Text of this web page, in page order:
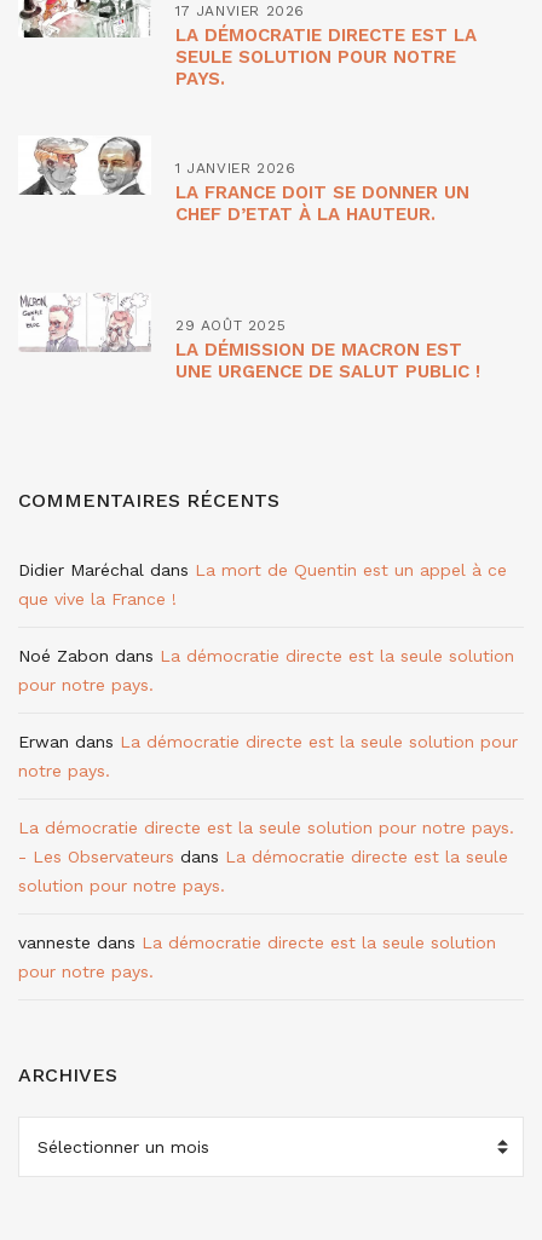
17 JANVIER 2026
LA DÉMOCRATIE DIRECTE EST LA
SEULE SOLUTION POUR NOTRE
PAYS.
1 JANVIER 2026
LA FRANCE DOIT SE DONNER UN
CHEF D’ETAT À LA HAUTEUR.
29 AOÛT 2025
LA DÉMISSION DE MACRON EST
UNE URGENCE DE SALUT PUBLIC !
COMMENTAIRES RÉCENTS
Didier Maréchal dans La mort de Quentin est un appel à ce
que vive la France !
Noé Zabon dans La démocratie directe est la seule solution
pour notre pays.
Erwan dans La démocratie directe est la seule solution pour
notre pays.
La démocratie directe est la seule solution pour notre pays.
- Les Observateurs dans La démocratie directe est la seule
solution pour notre pays.
vanneste dans La démocratie directe est la seule solution
pour notre pays.
ARCHIVES